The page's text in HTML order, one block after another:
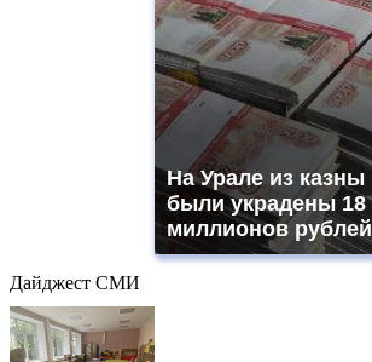
На Урале из казны
были украдены 18
миллионов рублей
Дайджест СМИ